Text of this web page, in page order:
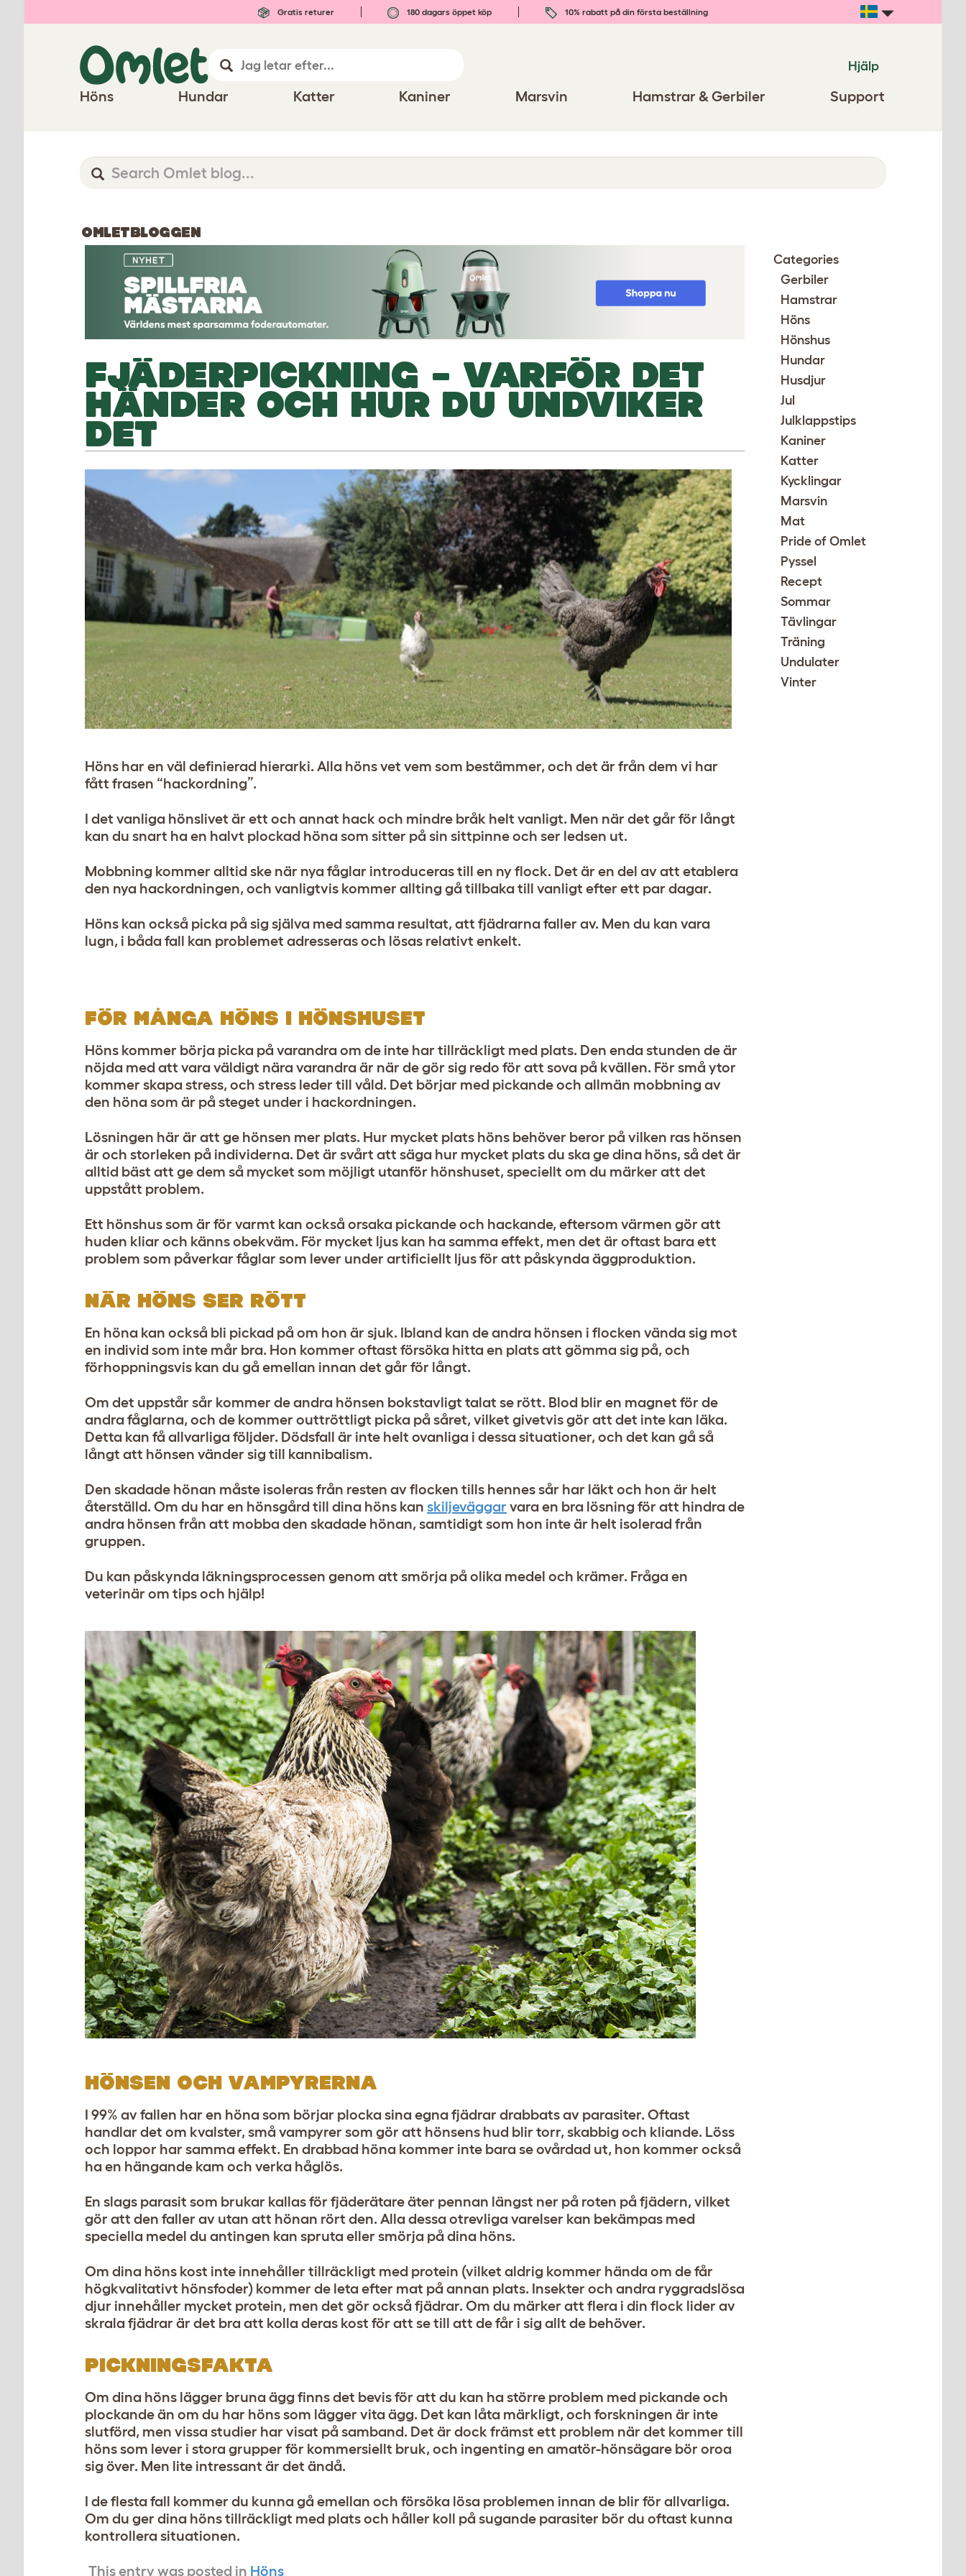
Gratis returer 180 dagars öppet köp 10% rabatt på din första beställning
Hjälp
Höns Hundar Katter Kaniner Marsvin Hamstrar & Gerbiler Support
OMLETBLOGGEN
FJÄDERPICKNING – VARFÖR DET
HÄNDER OCH HUR DU UNDVIKER
DET
Höns har en väl definierad hierarki. Alla höns vet vem som bestämmer, och det är från dem vi har
fått frasen “hackordning”.
I det vanliga hönslivet är ett och annat hack och mindre bråk helt vanligt. Men när det går för långt
kan du snart ha en halvt plockad höna som sitter på sin sittpinne och ser ledsen ut.
Mobbning kommer alltid ske när nya fåglar introduceras till en ny flock. Det är en del av att etablera
den nya hackordningen, och vanligtvis kommer allting gå tillbaka till vanligt efter ett par dagar.
Höns kan också picka på sig själva med samma resultat, att fjädrarna faller av. Men du kan vara
lugn, i båda fall kan problemet adresseras och lösas relativt enkelt.
FÖR MÅNGA HÖNS I HÖNSHUSET
Höns kommer börja picka på varandra om de inte har tillräckligt med plats. Den enda stunden de är
nöjda med att vara väldigt nära varandra är när de gör sig redo för att sova på kvällen. För små ytor
kommer skapa stress, och stress leder till våld. Det börjar med pickande och allmän mobbning av
den höna som är på steget under i hackordningen.
Lösningen här är att ge hönsen mer plats. Hur mycket plats höns behöver beror på vilken ras hönsen
är och storleken på individerna. Det är svårt att säga hur mycket plats du ska ge dina höns, så det är
alltid bäst att ge dem så mycket som möjligt utanför hönshuset, speciellt om du märker att det
uppstått problem.
Ett hönshus som är för varmt kan också orsaka pickande och hackande, eftersom värmen gör att
huden kliar och känns obekväm. För mycket ljus kan ha samma effekt, men det är oftast bara ett
problem som påverkar fåglar som lever under artificiellt ljus för att påskynda äggproduktion.
NÄR HÖNS SER RÖTT
En höna kan också bli pickad på om hon är sjuk. Ibland kan de andra hönsen i flocken vända sig mot
en individ som inte mår bra. Hon kommer oftast försöka hitta en plats att gömma sig på, och
förhoppningsvis kan du gå emellan innan det går för långt.
Om det uppstår sår kommer de andra hönsen bokstavligt talat se rött. Blod blir en magnet för de
andra fåglarna, och de kommer outtröttligt picka på såret, vilket givetvis gör att det inte kan läka.
Detta kan få allvarliga följder. Dödsfall är inte helt ovanliga i dessa situationer, och det kan gå så
långt att hönsen vänder sig till kannibalism.
Den skadade hönan måste isoleras från resten av flocken tills hennes sår har läkt och hon är helt
återställd. Om du har en hönsgård till dina höns kan skiljeväggar vara en bra lösning för att hindra de
andra hönsen från att mobba den skadade hönan, samtidigt som hon inte är helt isolerad från
gruppen.
Du kan påskynda läkningsprocessen genom att smörja på olika medel och krämer. Fråga en
veterinär om tips och hjälp!
HÖNSEN OCH VAMPYRERNA
I 99% av fallen har en höna som börjar plocka sina egna fjädrar drabbats av parasiter. Oftast
handlar det om kvalster, små vampyrer som gör att hönsens hud blir torr, skabbig och kliande. Löss
och loppor har samma effekt. En drabbad höna kommer inte bara se ovårdad ut, hon kommer också
ha en hängande kam och verka håglös.
En slags parasit som brukar kallas för fjäderätare äter pennan längst ner på roten på fjädern, vilket
gör att den faller av utan att hönan rört den. Alla dessa otrevliga varelser kan bekämpas med
speciella medel du antingen kan spruta eller smörja på dina höns.
Om dina höns kost inte innehåller tillräckligt med protein (vilket aldrig kommer hända om de får
högkvalitativt hönsfoder) kommer de leta efter mat på annan plats. Insekter och andra ryggradslösa
djur innehåller mycket protein, men det gör också fjädrar. Om du märker att flera i din flock lider av
skrala fjädrar är det bra att kolla deras kost för att se till att de får i sig allt de behöver.
PICKNINGSFAKTA
Om dina höns lägger bruna ägg finns det bevis för att du kan ha större problem med pickande och
plockande än om du har höns som lägger vita ägg. Det kan låta märkligt, och forskningen är inte
slutförd, men vissa studier har visat på samband. Det är dock främst ett problem när det kommer till
höns som lever i stora grupper för kommersiellt bruk, och ingenting en amatör-hönsägare bör oroa
sig över. Men lite intressant är det ändå.
I de flesta fall kommer du kunna gå emellan och försöka lösa problemen innan de blir för allvarliga.
Om du ger dina höns tillräckligt med plats och håller koll på sugande parasiter bör du oftast kunna
kontrollera situationen.
This entry was posted in Höns
Categories
Gerbiler
Hamstrar
Höns
Hönshus
Hundar
Husdjur
Jul
Julklappstips
Kaniner
Katter
Kycklingar
Marsvin
Mat
Pride of Omlet
Pyssel
Recept
Sommar
Tävlingar
Träning
Undulater
Vinter